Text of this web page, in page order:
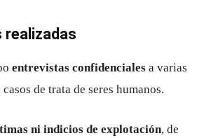
entrevistas confidenciales a varias
de trata de seres humanos.
ni indicios de explotación, de